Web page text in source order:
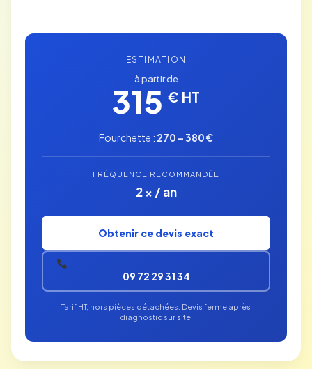
ESTIMATION
à partir de
315 € HT
Fourchette : 270 – 380 €
FRÉQUENCE RECOMMANDÉE
2 × / an
Obtenir ce devis exact
09 72 29 31 34
Tarif HT, hors pièces détachées. Devis ferme après
diagnostic sur site.